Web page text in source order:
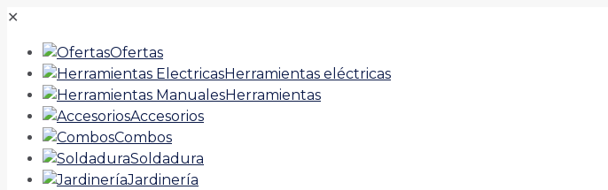
✕
Ofertas
Herramientas eléctricas
Herramientas
Accesorios
Combos
Soldadura
Jardinería